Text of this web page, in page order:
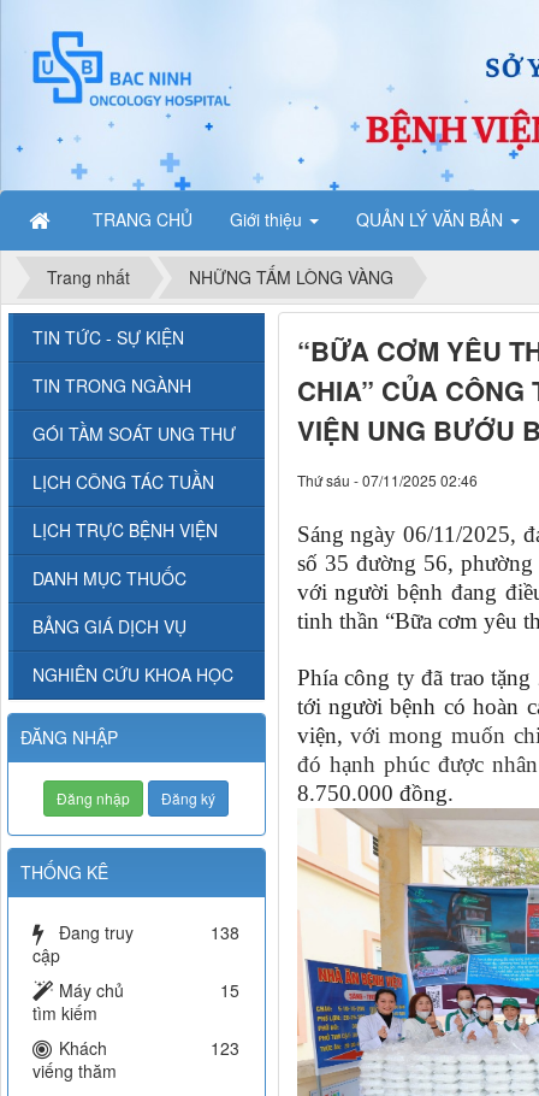
TRANG CHỦ Giới thiệu QUẢN LÝ VĂN BẢN
Trang nhất NHỮNG TẤM LÒNG VÀNG
“BỮA CƠM YÊU
CHIA” CỦA CÔNG
VIỆN UNG BƯỚU
Thứ sáu - 07/11/2025 02:46
Sáng ngày 06/11/2025,
số 35 đường 56,
với người bệnh đang
tinh thần “Bữa cơm yêu
Phía công ty đã trao
tới người bệnh có hoàn
viện,với mong muốn
đó hạnh phúc được
8.750.000 đồng.
TIN TỨC - SỰ KIỆN
TIN TRONG NGÀNH
GÓI TẦM SOÁT UNG THƯ
LỊCH CÔNG TÁC TUẦN
LỊCH TRỰC BỆNH VIỆN
DANH MỤC THUỐC
BẢNG GIÁ DỊCH VỤ
NGHIÊN CỨU KHOA HỌC
ĐĂNG NHẬP
Đăng nhập Đăng ký
THỐNG KÊ
Đang truy
cập
138
Máy chủ
tìm kiếm
15
Khách
viếng thăm
123